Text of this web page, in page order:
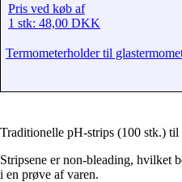
Pris ved køb af
1 stk: 48,00 DKK
Termometerholder til
Traditionelle pH-strips (100 stk.)
Stripsene er non-bleading, hvilket
i en prøve af varen.